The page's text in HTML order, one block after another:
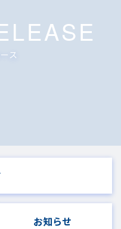
ス
お知らせ